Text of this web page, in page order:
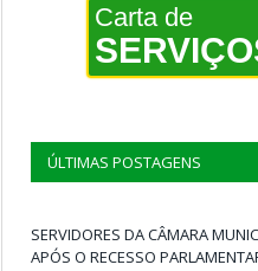
Carta de
ÚLTIMAS POSTAGENS
SERVIDORES DA CÂMARA
APÓS O RECESSO